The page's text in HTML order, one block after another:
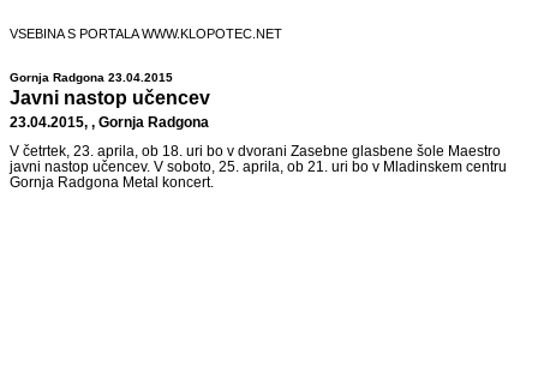
VSEBINA S PORTALA WWW.KLOPOTEC.NET
Gornja Radgona 23.04.2015
Javni nastop učencev
23.04.2015, , Gornja Radgona
V četrtek, 23. aprila, ob 18. uri bo v dvorani Zasebne glasbene šole Maestro
javni nastop učencev. V soboto, 25. aprila, ob 21. uri bo v Mladinskem centru
Gornja Radgona Metal koncert.